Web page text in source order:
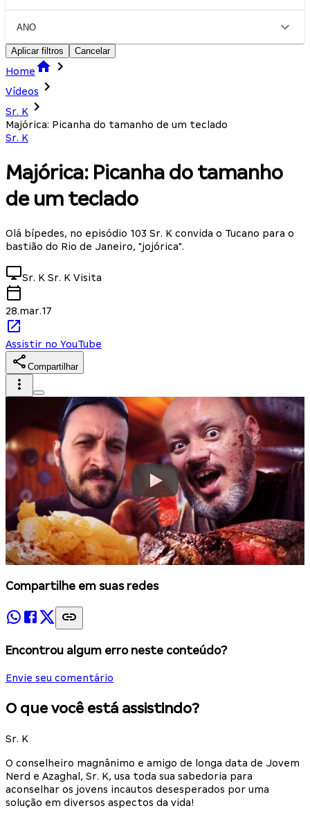
ANO
Aplicar filtros Cancelar
Home
Vídeos
Sr. K
Majórica: Picanha do tamanho de um teclado
Sr. K
Majórica: Picanha do tamanho
de um teclado
Olá bípedes, no episódio 103 Sr. K convida o Tucano para o
bastião do Rio de Janeiro, "jojórica".
Sr. K Sr. K Visita
28.mar.17
Assistir no YouTube
Compartilhar
Compartilhe em suas redes
Encontrou algum erro neste conteúdo?
Envie seu comentário
O que você está assistindo?
Sr. K
O conselheiro magnânimo e amigo de longa data de Jovem
Nerd e Azaghal, Sr. K, usa toda sua sabedoria para
aconselhar os jovens incautos desesperados por uma
solução em diversos aspectos da vida!